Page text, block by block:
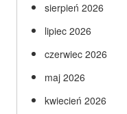
sierpień 2026
lipiec 2026
czerwiec 2026
maj 2026
kwiecień 2026